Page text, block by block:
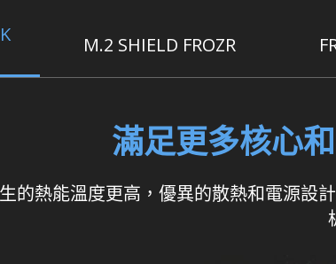
M.2 SHIELD FROZR
滿足更多核心
的熱能溫度更高，優異的散熱和電源設